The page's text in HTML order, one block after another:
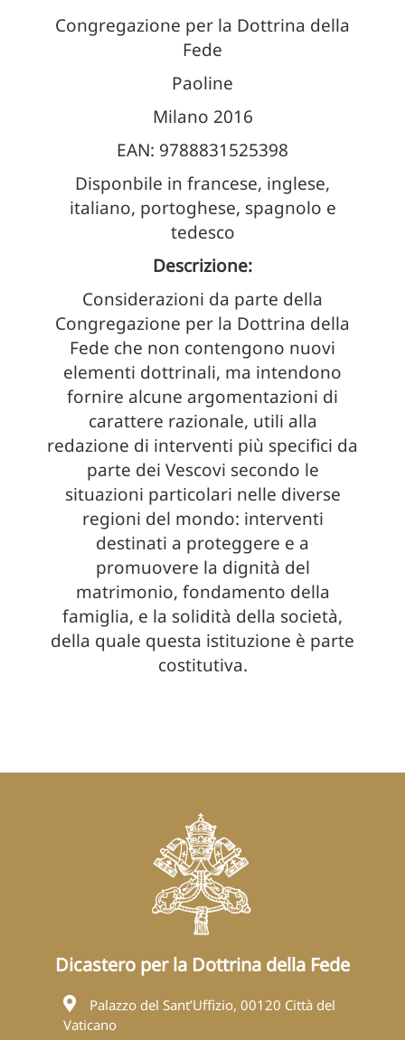
Congregazione per la Dottrina della
Fede
Paoline
Milano 2016
EAN: 9788831525398
Disponbile in francese, inglese,
italiano, portoghese, spagnolo e
tedesco
Descrizione:
Considerazioni da parte della
Congregazione per la Dottrina della
Fede che non contengono nuovi
elementi dottrinali, ma intendono
fornire alcune argomentazioni di
carattere razionale, utili alla
redazione di interventi più specifici da
parte dei Vescovi secondo le
situazioni particolari nelle diverse
regioni del mondo: interventi
destinati a proteggere e a
promuovere la dignità del
matrimonio, fondamento della
famiglia, e la solidità della società,
della quale questa istituzione è parte
costitutiva.
Dicastero per la Dottrina della Fede
Palazzo del Sant’Uffizio, 00120 Città del
Vaticano